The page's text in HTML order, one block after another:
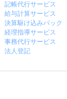
記帳代行サービス
給与計算サービス
決算駆け込みパック
経理指導サービス
事務代行サービス
法人登記